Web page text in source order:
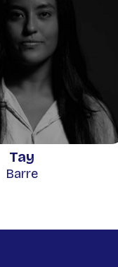
Tay
Barre